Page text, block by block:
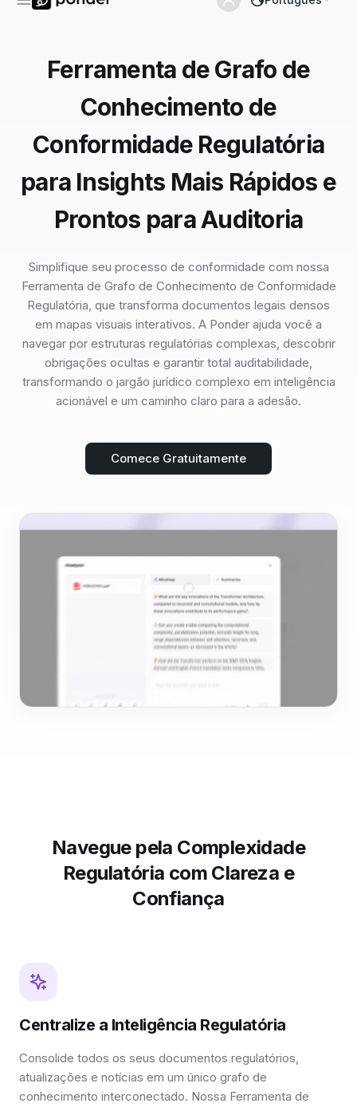
Ferramenta de Grafo de
Conhecimento de
Conformidade Regulatória
para Insights Mais Rápidos e
Prontos para Auditoria
Simplifique seu processo de conformidade com nossa
Ferramenta de Grafo de Conhecimento de Conformidade
Regulatória, que transforma documentos legais densos
em mapas visuais interativos. A Ponder ajuda você a
navegar por estruturas regulatórias complexas, descobrir
obrigações ocultas e garantir total auditabilidade,
transformando o jargão jurídico complexo em inteligência
acionável e um caminho claro para a adesão.
Comece Gratuitamente
Navegue pela Complexidade
Regulatória com Clareza e
Confiança
Centralize a Inteligência Regulatória
Consolide todos os seus documentos regulatórios,
atualizações e notícias em um único grafo de
conhecimento interconectado. Nossa Ferramenta de